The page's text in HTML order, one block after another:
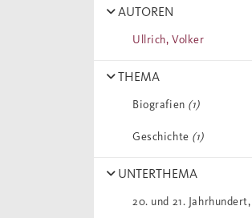
AUTOREN
Ullrich, Volker
THEMA
Biografien (1)
Geschichte (1)
UNTERTHEMA
20. und 21. Jahrhundert,